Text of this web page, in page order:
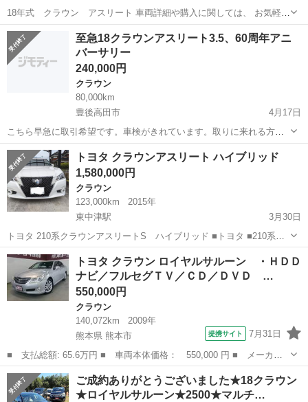
18年式 クラウン アスリート 車両詳細や購入に関しては、 お気軽に
お問い合わせ下さいませ。 車屋フリーダム 090-1086-4260
大分 豊後大野市 豊後清川駅 クラウン
クラウンアスリート
至急18クラウンアスリート3.5、60周年アニ
バーサリー
240,000円
クラウン
80,000km
豊後高田市
4月17日
こちら早急に取引希望です。車検がきれています。取りに来れる方お
願いします。調子はいいです。
大分 豊後高田市 クラウン クラウンアスリート
トヨタ クラウンアスリート ハイブリッド
1,580,000円
クラウン
123,000km
2015年
東中津駅
3月30日
トヨタ 210系クラウンアスリートS ハイブリッド ■トヨタ ■210系ク
ラウンアスリートS ハイブリッド ■2015年式（平成27年式） ■車検
令和４年9月 ■走行距離 122000キロ ■修復歴無し ■20インチホ...
大分 中津市 東中津駅 クラウン クラウンアスリート
トヨタ クラウン ロイヤルサルーン ・ＨＤＤ
ナビ／フルセグＴＶ／ＣＤ／ＤＶＤ …
550,000円
クラウン
140,072km
2009年
熊本県 熊本市
提携サイト 7月31日
■ 支払総額: 65.6万円 ■ 車両本体価格： 550,000 円 ■ メーカー
名： トヨタ ■ 車種名： クラウン ■ グレード名： ロイヤルサ
ルーン ・ＨＤＤナビ／フルセグＴＶ／ＣＤ／ＤＶＤ ＥＴＣ バッ
クモニター ...
熊本 熊本市 クラウン
ご成約ありがとうございました★18クラウン
★ロイヤルサルーン★2500★マルチ…